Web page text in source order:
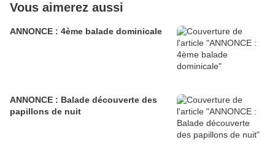
Vous aimerez aussi
ANNONCE : 4ème balade dominicale
ANNONCE : Balade découverte des
papillons de nuit